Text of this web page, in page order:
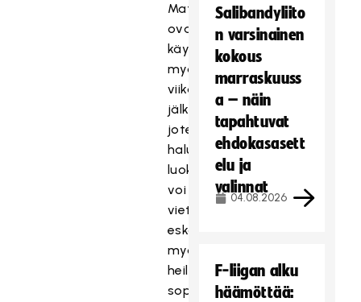
Materiaalit
ovat
käytettävissä
myös
viikon
jälkeen,
joten
halutessaan
luokka
voi
viettää
eskariviikkoa
myös
heille
sopivana
Salibandyliito
n varsinainen
kokous
marraskuuss
a – näin
tapahtuvat
ehdokasasett
elu ja
valinnat
04.08.2026
F-liigan alku
häämöttää: